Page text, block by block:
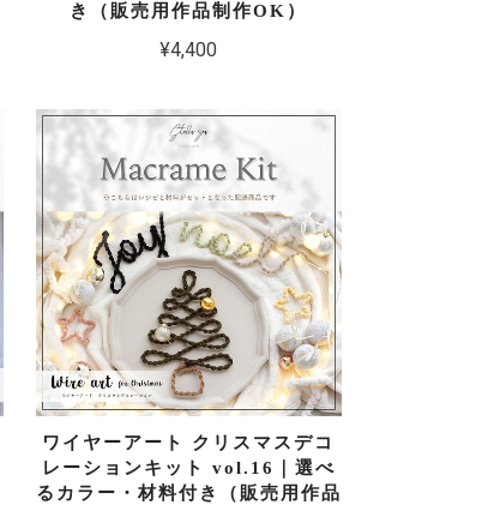
き（販売用作品制作OK）
¥4,400
ワイヤーアート クリスマスデコ
レーションキット vol.16｜選べ
るカラー・材料付き（販売用作品